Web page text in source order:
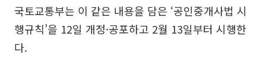
국토교통부는 이 같은 내용을 담은 ‘공인중개사법 시
행규칙’을 12일 개정·공포하고 2월 13일부터 시행한
다.